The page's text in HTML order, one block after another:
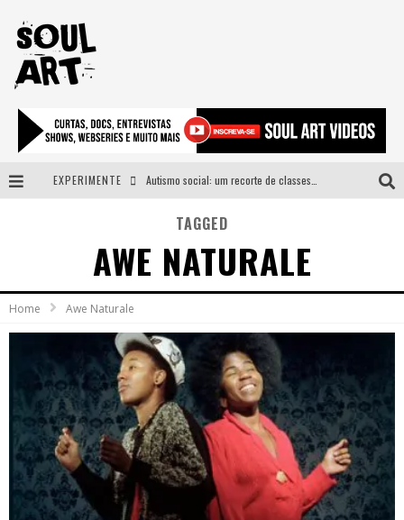
EXPERIMENTE
A subida da rampa é diferente!
Faça o bem! Mas, sem olhar a quem!?
Novo single de Arnaldo Tifu, “De Testa” explora brasilidade em sons, cores e símbolos
TAGGED
AWE NATURALE
Home Awe Naturale